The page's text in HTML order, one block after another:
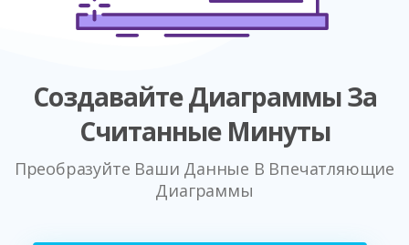
Создавайте Диаграммы За
Считанные Минуты
Преобразуйте Ваши Данные В Впечатляющие
Диаграммы